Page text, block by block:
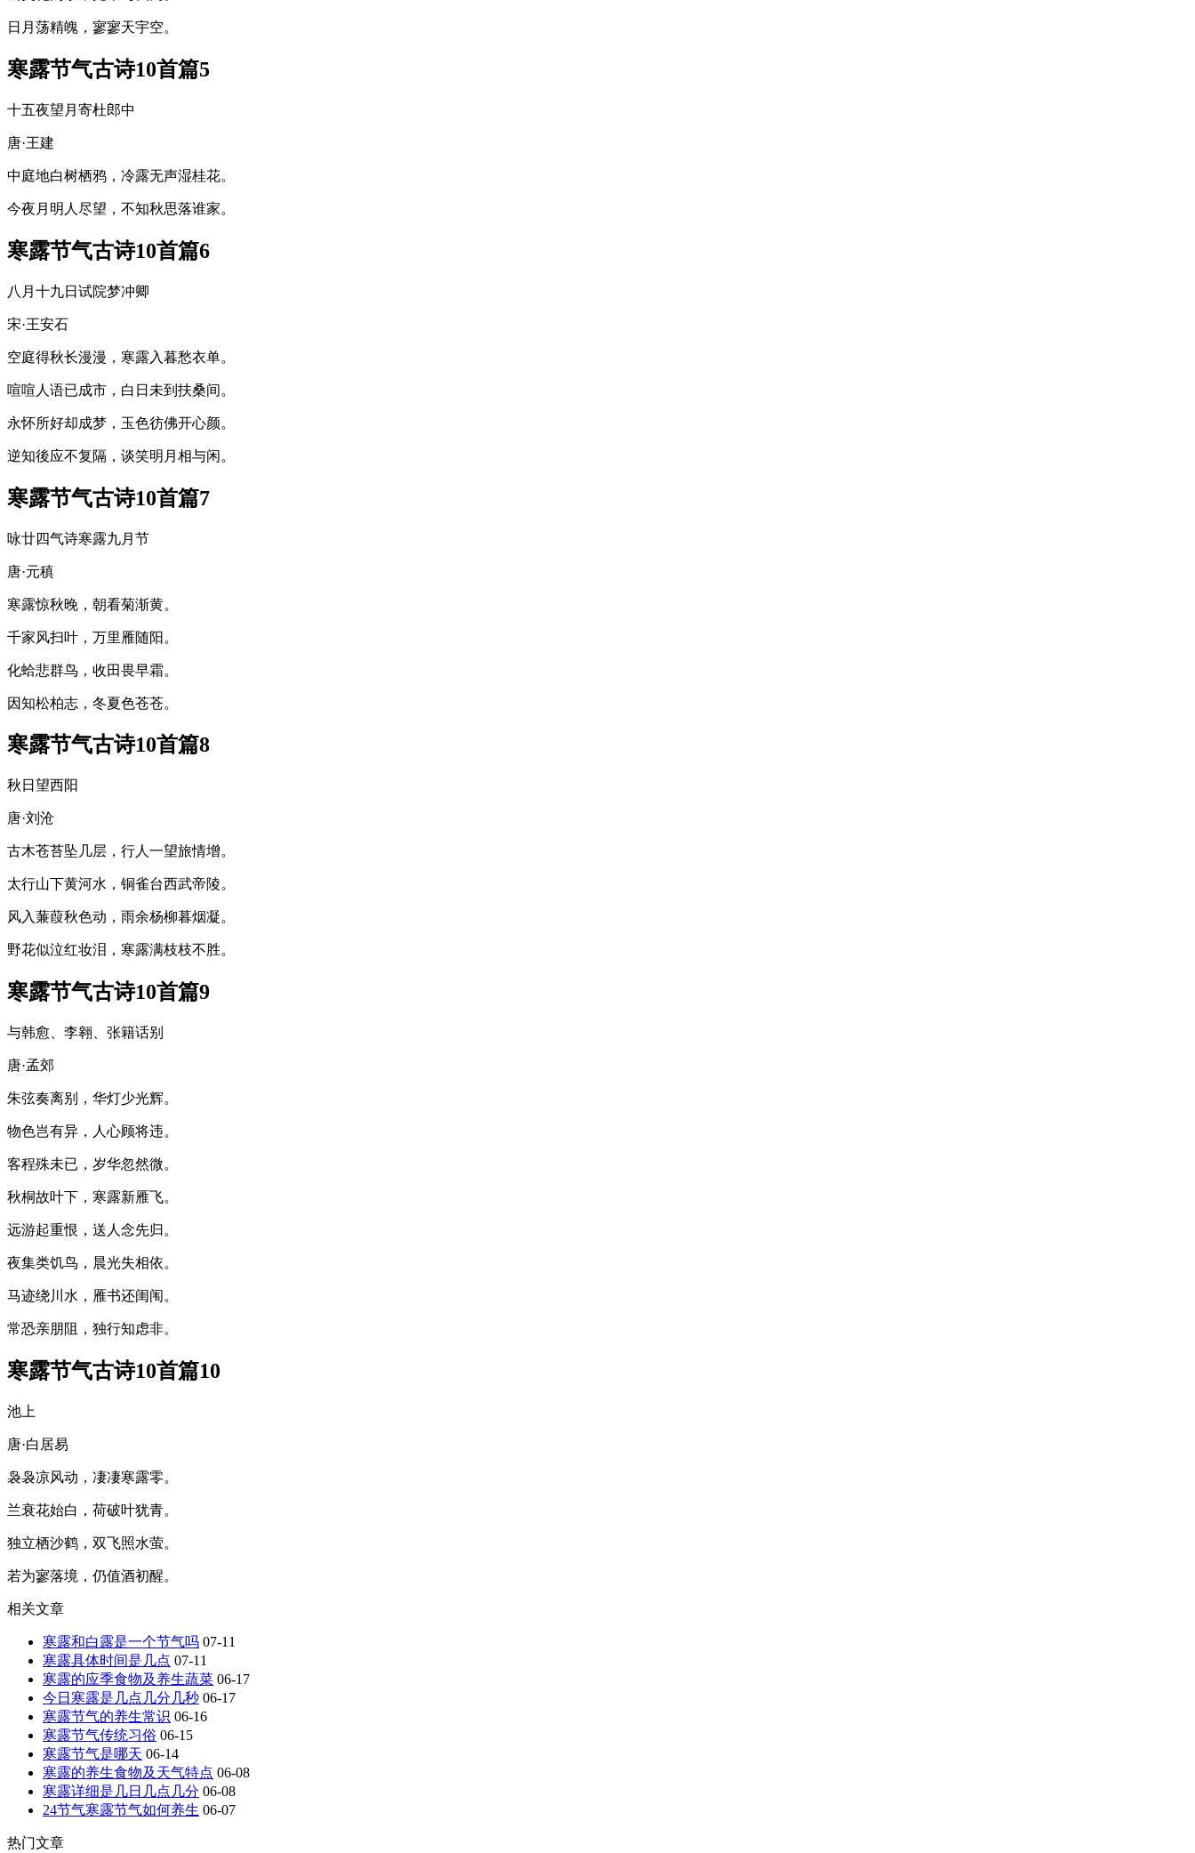
日月荡精魄，寥寥天宇空。
寒露节气古诗10首篇5
十五夜望月寄杜郎中
唐·王建
中庭地白树栖鸦，冷露无声湿桂花。
今夜月明人尽望，不知秋思落谁家。
寒露节气古诗10首篇6
八月十九日试院梦冲卿
宋·王安石
空庭得秋长漫漫，寒露入暮愁衣单。
喧喧人语已成市，白日未到扶桑间。
永怀所好却成梦，玉色彷佛开心颜。
逆知後应不复隔，谈笑明月相与闲。
寒露节气古诗10首篇7
咏廿四气诗寒露九月节
唐·元稹
寒露惊秋晚，朝看菊渐黄。
千家风扫叶，万里雁随阳。
化蛤悲群鸟，收田畏早霜。
因知松柏志，冬夏色苍苍。
寒露节气古诗10首篇8
秋日望西阳
唐·刘沧
古木苍苔坠几层，行人一望旅情增。
太行山下黄河水，铜雀台西武帝陵。
风入蒹葭秋色动，雨余杨柳暮烟凝。
野花似泣红妆泪，寒露满枝枝不胜。
寒露节气古诗10首篇9
与韩愈、李翱、张籍话别
唐·孟郊
朱弦奏离别，华灯少光辉。
物色岂有异，人心顾将违。
客程殊未已，岁华忽然微。
秋桐故叶下，寒露新雁飞。
远游起重恨，送人念先归。
夜集类饥鸟，晨光失相依。
马迹绕川水，雁书还闺闱。
常恐亲朋阻，独行知虑非。
寒露节气古诗10首篇10
池上
唐·白居易
袅袅凉风动，凄凄寒露零。
兰衰花始白，荷破叶犹青。
独立栖沙鹤，双飞照水萤。
若为寥落境，仍值酒初醒。
相关文章
寒露和白露是一个节气吗 07-11
寒露具体时间是几点 07-11
寒露的应季食物及养生蔬菜 06-17
今日寒露是几点几分几秒 06-17
寒露节气的养生常识 06-16
寒露节气传统习俗 06-15
寒露节气是哪天 06-14
寒露的养生食物及天气特点 06-08
寒露详细是几日几点几分 06-08
24节气寒露节气如何养生 06-07
热门文章